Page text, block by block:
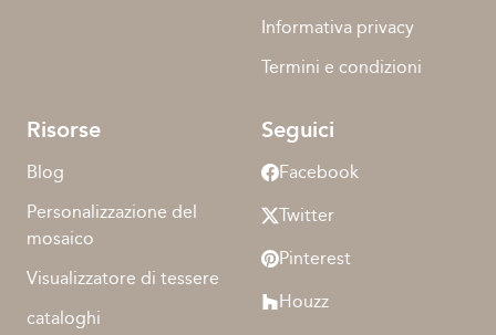
Informativa privacy
Termini e condizioni
Risorse
Blog
Personalizzazione del
mosaico
Visualizzatore di tessere
cataloghi
Seguici
Facebook
Twitter
Pinterest
Houzz